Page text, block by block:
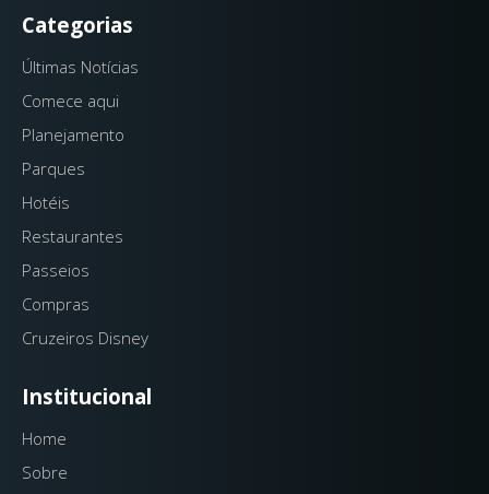
Categorias
Últimas Notícias
Comece aqui
Planejamento
Parques
Hotéis
Restaurantes
Passeios
Compras
Cruzeiros Disney
Institucional
Home
Sobre